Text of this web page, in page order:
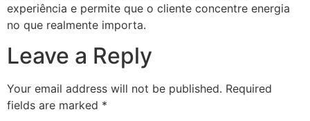
experiência e permite que o cliente concentre energia
no que realmente importa.
Leave a Reply
Your email address will not be published. Required
fields are marked *